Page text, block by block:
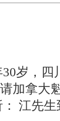
岁，
加拿大
江先